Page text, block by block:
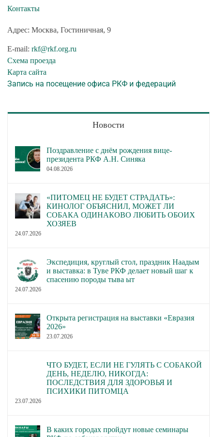
Контакты
Адрес: Москва, Гостиничная, 9
E-mail: rkf@rkf.org.ru
Схема проезда
Карта сайта
Запись на посещение офиса РКФ и федераций
Новости
Поздравление с днём рождения вице-
президента РКФ А.Н. Синяка
04.08.2026
«ПИТОМЕЦ НЕ БУДЕТ СТРАДАТЬ»:
КИНОЛОГ ОБЪЯСНИЛ, МОЖЕТ ЛИ
СОБАКА ОДИНАКОВО ЛЮБИТЬ ОБОИХ
ХОЗЯЕВ
24.07.2026
Экспедиция, круглый стол, праздник Наадым
и выставка: в Туве РКФ делает новый шаг к
спасению породы тыва ыт
24.07.2026
Открыта регистрация на выставки «Евразия
2026»
23.07.2026
ЧТО БУДЕТ, ЕСЛИ НЕ ГУЛЯТЬ С СОБАКОЙ
ДЕНЬ, НЕДЕЛЮ, НИКОГДА:
ПОСЛЕДСТВИЯ ДЛЯ ЗДОРОВЬЯ И
ПСИХИКИ ПИТОМЦА
23.07.2026
В каких городах пройдут новые семинары